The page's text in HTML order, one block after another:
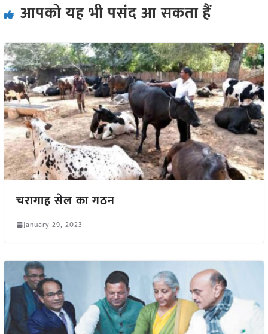
आपको यह भी पसंद आ सकता हैं
चरागाह सेल का गठन
January 29, 2023